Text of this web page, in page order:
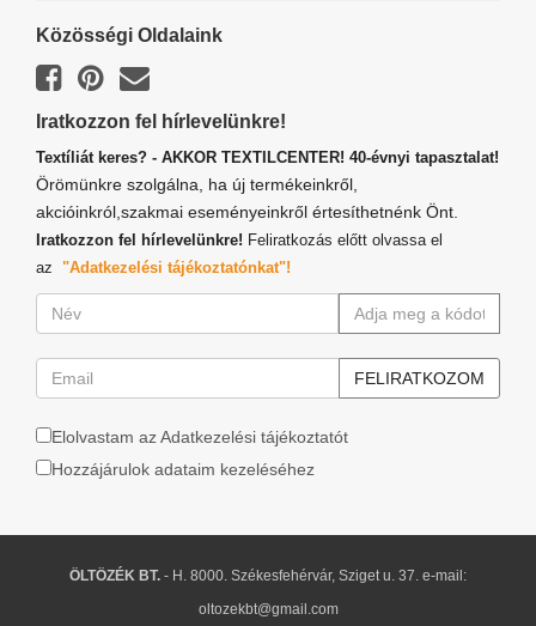
Közösségi Oldalaink
Iratkozzon fel hírlevelünkre!
Textíliát keres? - AKKOR TEXTILCENTER! 40-évnyi tapasztalat!
Örömünkre szolgálna, ha új termékeinkről,
akcióinkról,szakmai eseményeinkről értesíthetnénk Önt.
Iratkozzon fel hírlevelünkre! Feliratkozás előtt olvassa el
az "Adatkezelési tájékoztatónkat"!
Elolvastam az Adatkezelési tájékoztatót
Hozzájárulok adataim kezeléséhez
ÖLTÖZÉK BT. - H. 8000. Székesfehérvár, Sziget u. 37. e-mail:
oltozekbt@gmail.com